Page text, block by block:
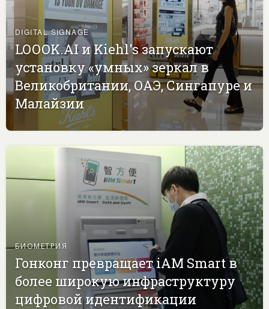
DIGITAL SIGNAGE
LOOOK.AI и Kiehl's запускают
установку «умных» зеркал в
Великобритании, ОАЭ, Сингапуре и
Малайзии
БИОМЕТРИЯ
Гонконг превращает iAM Smart в
более широкую инфраструктуру
цифровой идентификации